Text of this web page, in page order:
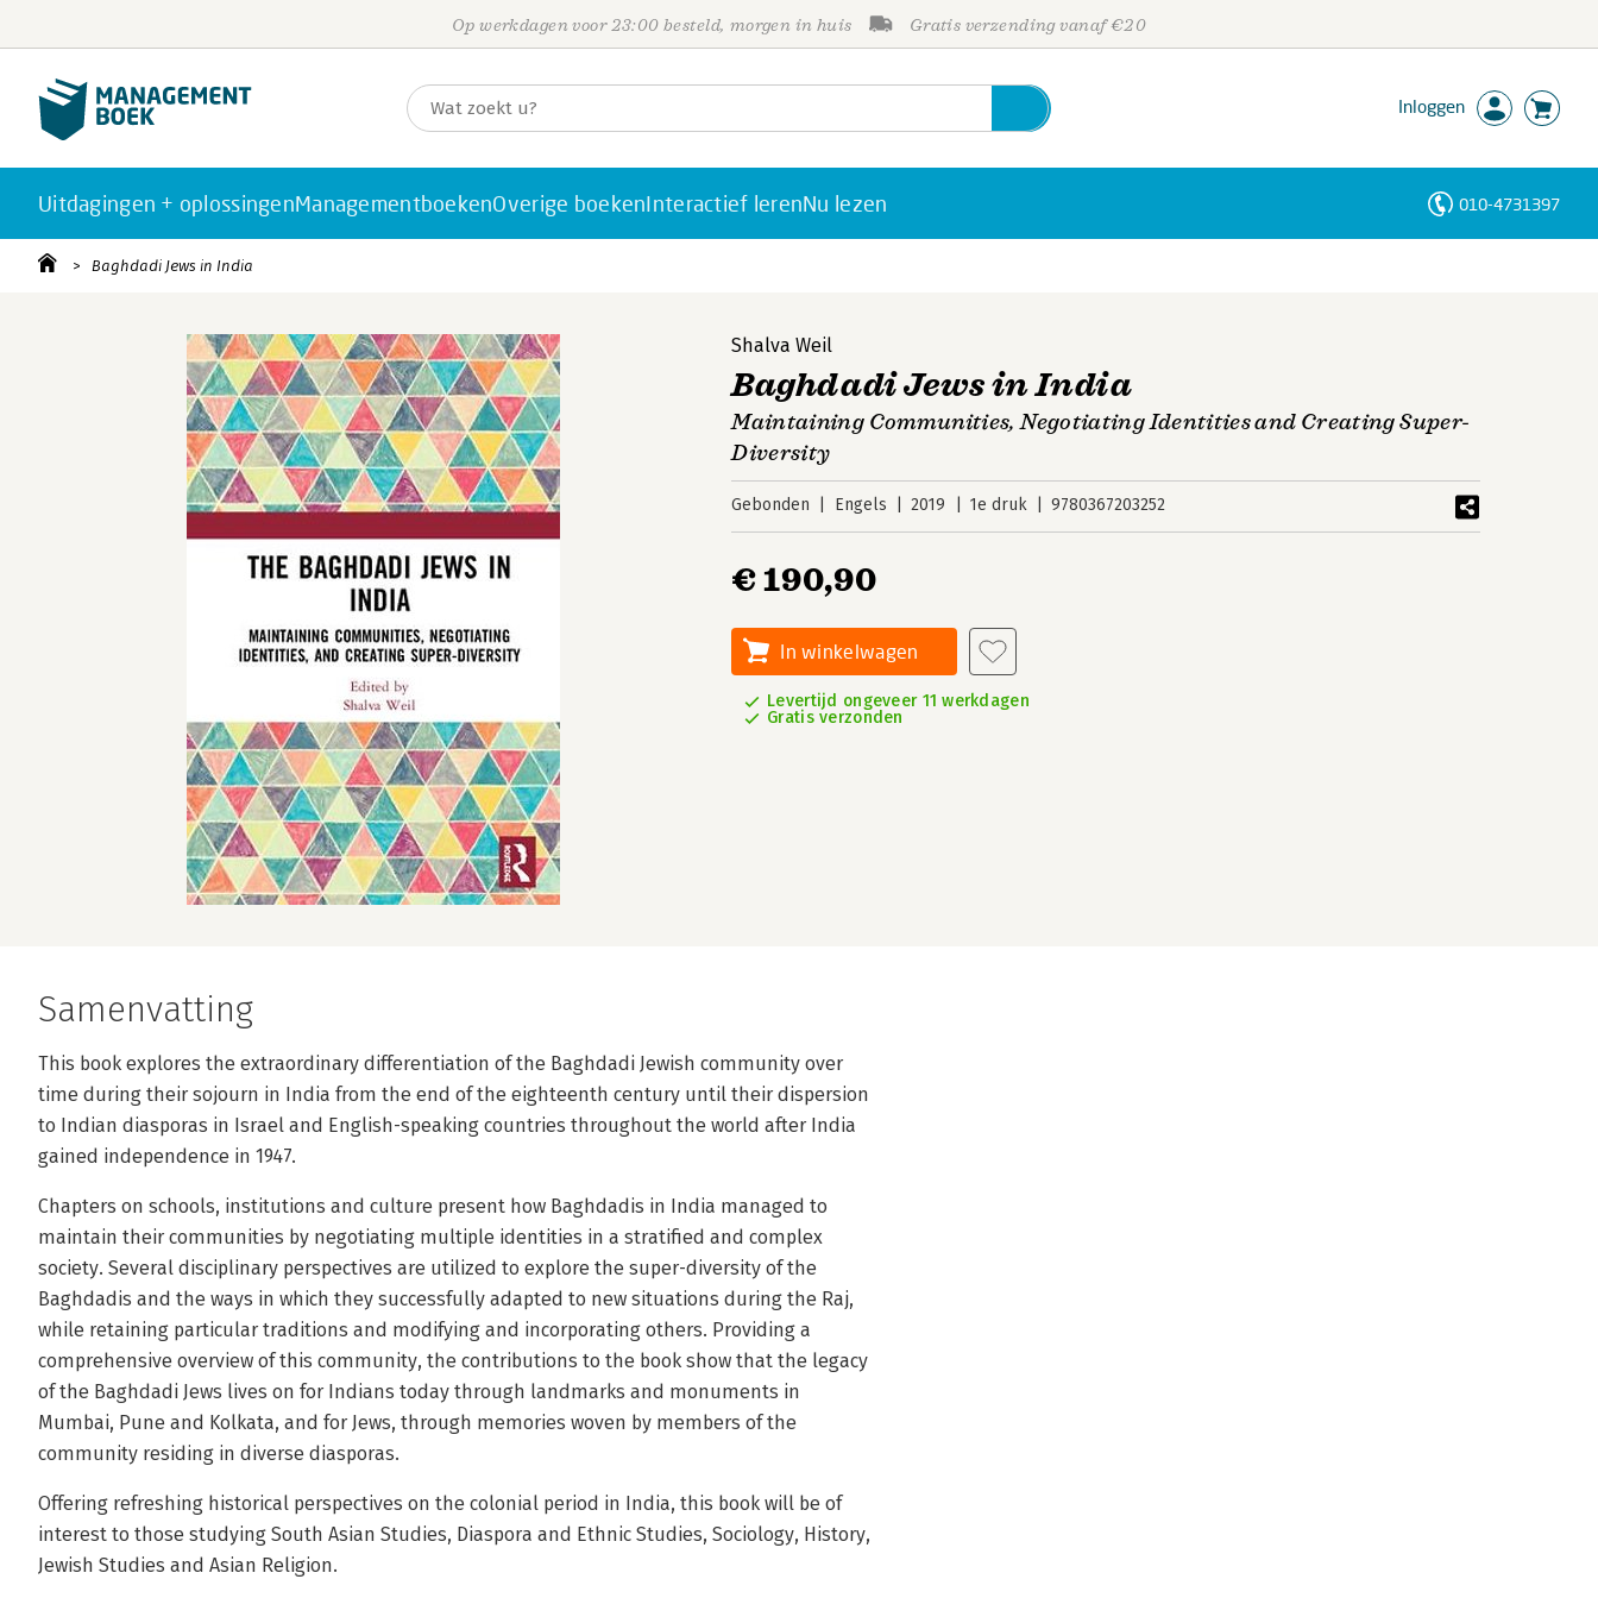
Op werkdagen voor 23:00 besteld, morgen in huis Gratis verzending vanaf €20
Inloggen
Uitdagingen + oplossingenManagementboekenOverige boekenInteractief lerenNu lezen 010-4731397
Baghdadi Jews in India
Shalva Weil
Baghdadi Jews in India
Maintaining Communities, Negotiating Identities and Creating Super-
Diversity
Gebonden Engels 2019 1e druk 9780367203252
€ 190,90
In winkelwagen
Levertijd ongeveer 11 werkdagen
Gratis verzonden
Samenvatting
This book explores the extraordinary differentiation of the Baghdadi Jewish community over
time during their sojourn in India from the end of the eighteenth century until their dispersion
to Indian diasporas in Israel and English-speaking countries throughout the world after India
gained independence in 1947.
Chapters on schools, institutions and culture present how Baghdadis in India managed to
maintain their communities by negotiating multiple identities in a stratified and complex
society. Several disciplinary perspectives are utilized to explore the super-diversity of the
Baghdadis and the ways in which they successfully adapted to new situations during the Raj,
while retaining particular traditions and modifying and incorporating others. Providing a
comprehensive overview of this community, the contributions to the book show that the legacy
of the Baghdadi Jews lives on for Indians today through landmarks and monuments in
Mumbai, Pune and Kolkata, and for Jews, through memories woven by members of the
community residing in diverse diasporas.
Offering refreshing historical perspectives on the colonial period in India, this book will be of
interest to those studying South Asian Studies, Diaspora and Ethnic Studies, Sociology, History,
Jewish Studies and Asian Religion.
Personen